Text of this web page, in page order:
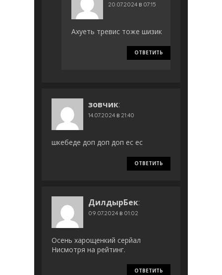
20.07.2024 в 07:15
Ахуеть тревис тоже шизик
ОТВЕТИТЬ
зовчик:
14.07.2024 в 21:40
шкебеде доп доп доп ес ес
ОТВЕТИТЬ
ДилдырБек:
09.07.2024 в 01:02
Осень харощенкий серйал
Нисмотря на рейтинг.
ОТВЕТИТЬ